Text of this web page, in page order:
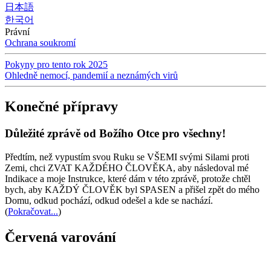
日本語
한국어
Právní
Ochrana soukromí
Pokyny pro tento rok 2025
Ohledně nemocí, pandemií a neznámých virů
Konečné přípravy
Důležité zprávě od Božího Otce pro všechny!
Předtím, než vypustím svou Ruku se VŠEMI svými Silami proti
Zemi, chci ZVAT KAŽDÉHO ČLOVĚKA, aby následoval mé
Indikace a moje Instrukce, které dám v této zprávě, protože chtěl
bych, aby KAŽDÝ ČLOVĚK byl SPASEN a přišel zpět do mého
Domu, odkud pochází, odkud odešel a kde se nachází.
(Pokračovat...)
Červená varování